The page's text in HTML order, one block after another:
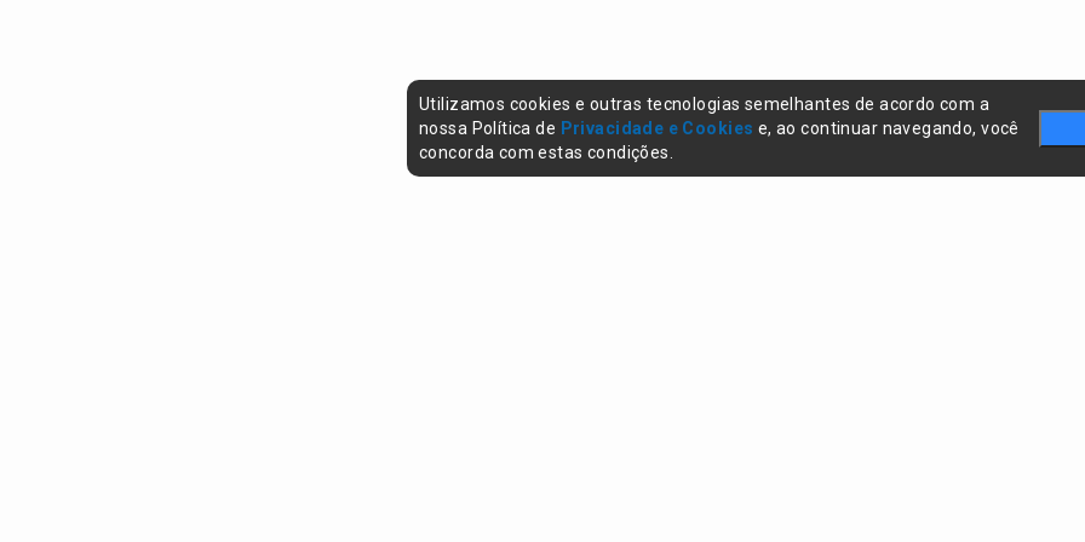
Utilizamos cookies e outras tecnologias semelhantes de acordo com a
nossa Política de Privacidade e Cookies e, ao continuar navegando, você
concorda com estas condições.